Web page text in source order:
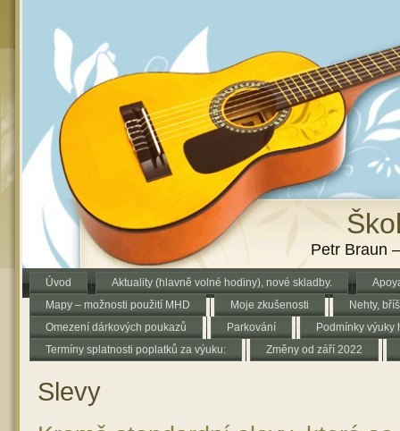
Petr Braun
Úvod Aktuality (hlavně volné hodiny), nové skladby.
Mapy – možnosti použití MHD
Moje zkušenosti
Nehty,
Omezení dárkových poukazů
Parkování
Podmínky výuky
Termíny splatnosti poplatků za výuku:
Změny od září 2022
Slevy